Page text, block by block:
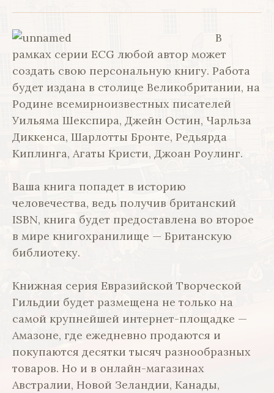
В
рамках серии ECG любой автор может
создать свою персональную книгу. Работа
будет издана в столице Великобритании, на
Родине всемирноизвестных писателей
Уильяма Шекспира, Джейн Остин, Чарльза
Диккенса, Шарлотты Бронте, Редьярда
Киплинга, Агаты Кристи, Джоан Роулинг.
Ваша книга попадет в историю
человечества, ведь получив британский
ISBN, книга будет предоставлена во второе
в мире книгохранилище — Британскую
библиотеку.
Книжная серия Евразийской Творческой
Гильдии будет размещена не только на
самой крупнейшей интернет-площадке —
Амазоне, где ежедневно продаются и
покупаются десятки тысяч разнообразных
товаров. Но и в онлайн-магазинах
Австралии, Новой Зеландии, Канады,